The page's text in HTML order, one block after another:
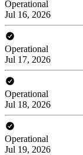
Operational
Jul 16, 2026
Operational
Jul 17, 2026
Operational
Jul 18, 2026
Operational
Jul 19, 2026